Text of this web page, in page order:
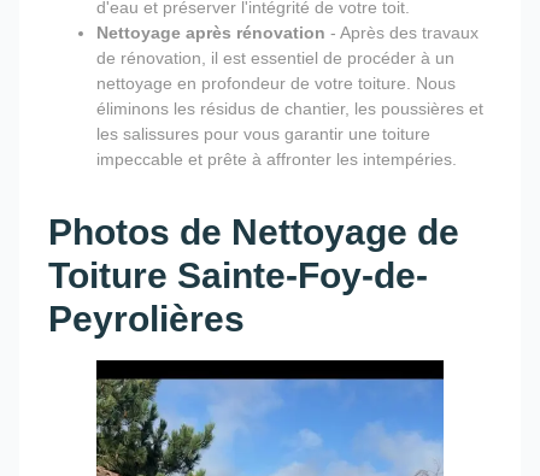
d'eau et préserver l'intégrité de votre toit.
Nettoyage après rénovation - Après des travaux
de rénovation, il est essentiel de procéder à un
nettoyage en profondeur de votre toiture. Nous
éliminons les résidus de chantier, les poussières et
les salissures pour vous garantir une toiture
impeccable et prête à affronter les intempéries.
Photos de Nettoyage de
Toiture Sainte-Foy-de-
Peyrolières